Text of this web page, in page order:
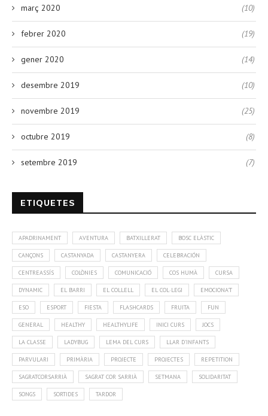
març 2020 (10)
febrer 2020 (19)
gener 2020 (14)
desembre 2019 (10)
novembre 2019 (25)
octubre 2019 (8)
setembre 2019 (7)
ETIQUETES
APADRINAMENT AVENTURA BATXILLERAT BOSC ELÀSTIC
CANÇONS CASTANYADA CASTANYERA CELEBRACIÓN
CENTREASSÍS COLÒNIES COMUNICACIÓ COS HUMÀ CURSA
DYNAMIC EL BARRI EL COLLELL EL COL·LEGI EMOCIONA'T
ESO ESPORT FIESTA FLASHCARDS FRUITA FUN
GENERAL HEALTHY HEALTHYLIFE INICI CURS JOCS
LA CLASSE LADYBUG LEMA DEL CURS LLAR D'INFANTS
PARVULARI PRIMÀRIA PROJECTE PROJECTES REPETITION
SAGRATCORSARRIÀ SAGRAT COR SARRIÀ SETMANA SOLIDARITAT
SONGS SORTIDES TARDOR